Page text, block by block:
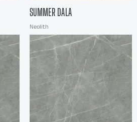
SUMMER DALA
Neolith